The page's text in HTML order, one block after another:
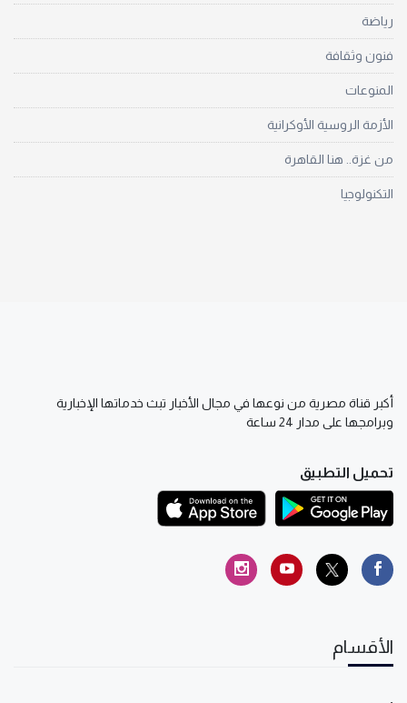
رياضة
فنون وثقافة
المنوعات
الأزمة الروسية الأوكرانية
من غزة.. هنا القاهرة
التكنولوجيا
أكبر قناة مصرية من نوعها في مجال الأخبار تبث خدماتها الإخبارية
وبرامجها على مدار 24 ساعة
تحميل التطبيق
الأقسام